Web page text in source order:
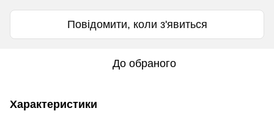
Повідомити, коли з'явиться
До обраного
Характеристики